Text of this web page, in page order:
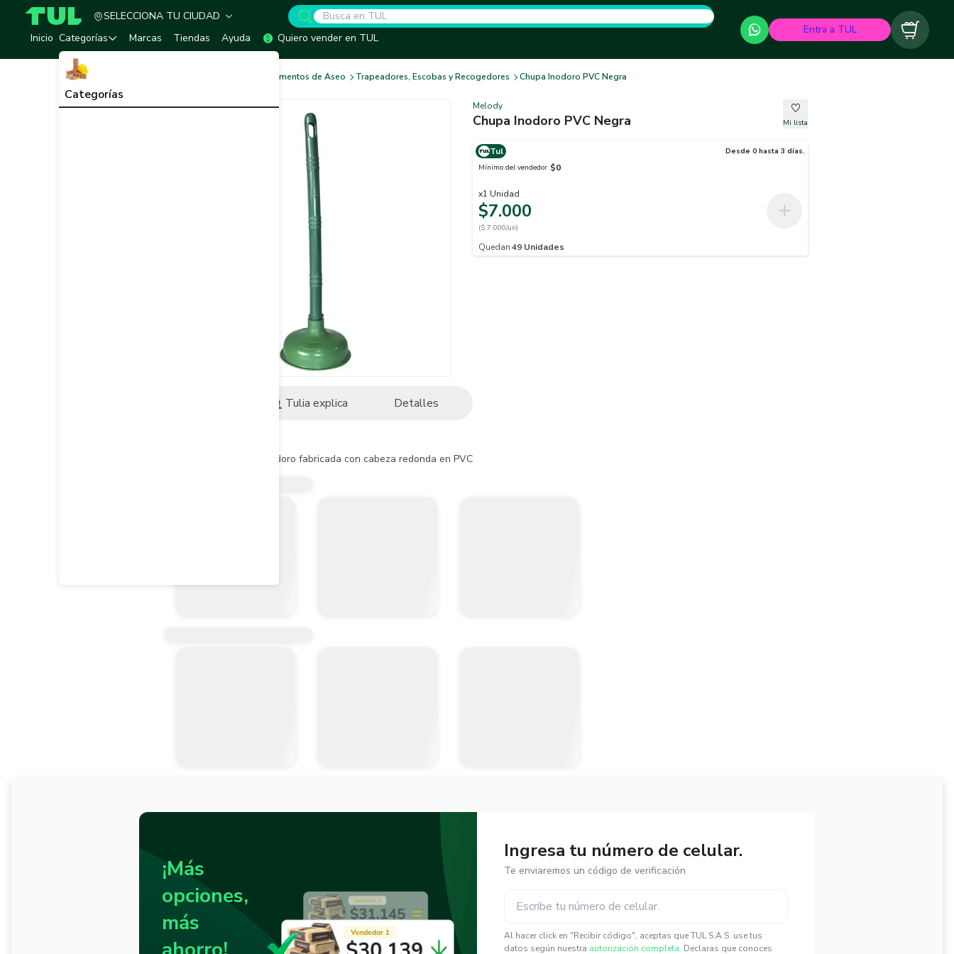
TUL - Tu Marketplace de Construcción
SELECCIONA TU CIUDAD
Inicio Categorías
Categorías
Marcas Tiendas Ayuda Quiero vender en TUL
Entra a TUL Carrito
Elementos de Aseo Trapeadores, Escobas y Recogedores Chupa Inodoro PVC Negra
Tulia explica Detalles
Chupa destapadora para inodoro fabricada con cabeza redonda en PVC de 15 cm de diámetro y mango plástico en polipropileno (PP). Ideal para el mantenimiento y
Melody
Chupa Inodoro PVC Negra Mi lista
Tul
Desde 0 hasta 3 días.
Mínimo del vendedor $0
x1 Unidad
$7.000
($ 7.000/un)
Quedan49 Unidades
¡Más
opciones,
más
Ingresa tu número de celular.
Te enviaremos un código de verificación
Al hacer click en "Recibir código", aceptas que TUL S.A.S. use tus
datos según nuestra autorización completa. Declaras que conoces